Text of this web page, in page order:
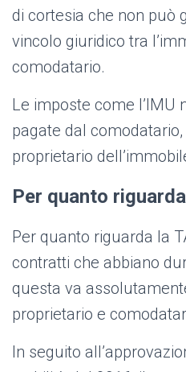
di cortesia che non può
vincolo giuridico tra
comodatario.
Le imposte come l’IMU
pagate dal
proprietario
Per quanto
Per quanto riguarda la
contratti che abbiano
questa va
proprietario e
In seguito